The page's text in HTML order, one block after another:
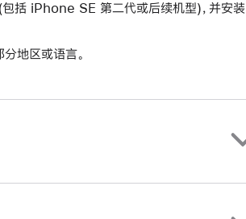
iPhone SE 第二代或后续机型)，并安装
地区或语言。